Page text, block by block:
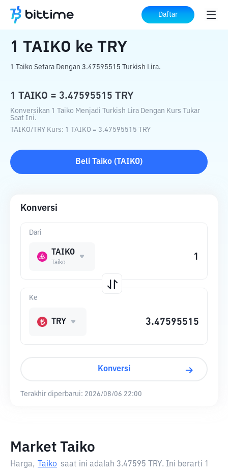
Daftar
Beranda Konverter Kripto TAIKO TRY
1 TAIKO ke TRY
1 Taiko Setara Dengan 3.47595515 Turkish Lira.
1 TAIKO = 3.47595515 TRY
Konversikan 1 Taiko Menjadi Turkish Lira Dengan Kurs Tukar
Saat Ini.
TAIKO/ TRY Kurs: 1 TAIKO = 3.47595515 TRY
Beli Taiko ( TAIKO)
Konversi
Dari
TAIKO
Taiko
Ke
TRY
Konversi
Terakhir diperbarui: 2026/08/06 22:00
Market Taiko
Harga, Taiko saat ini adalah 3.47595 TRY. Ini berarti 1